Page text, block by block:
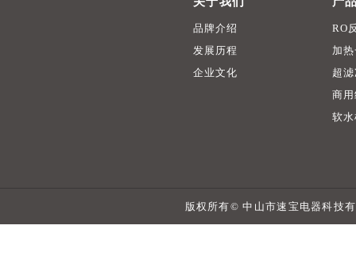
品牌介绍
发展历程
企业文化
RO
加
超
商
软
版权所有© 中山市速宝电器科